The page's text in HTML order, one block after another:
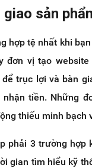
giao sản
hợp tệ nhất khi
đơn vị tạo
để trục lợi và bàn
nhận tiền. Những
thiếu minh bạch
phải 3 trường hợp
gian tìm hiểu kỹ